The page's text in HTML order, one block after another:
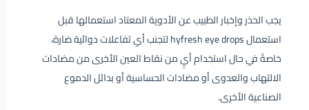
يجب الحذر وإخبار الطبيب عن الأدوية المعتاد استعمالها قبل
استعمال hyfresh eye drops لتجنب أي تفاعلات دوائية ضارة،
خاصةً في حال استخدام أيٍ من نقاط العين الأخرى من مضادات
الالتهاب والعدوى أو مضادات الحساسية أو بدائل الدموع
الصناعية الأخرى.